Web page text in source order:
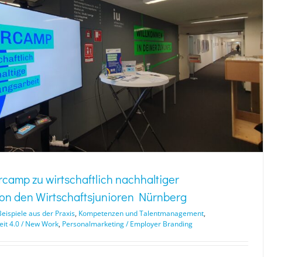
zu wirtschaftlich nachhaltiger
den Wirtschaftsjunioren Nürnberg
aus der Praxis, Kompetenzen und Talentmanagement,
4.0 / New Work, Personalmarketing / Employer Branding